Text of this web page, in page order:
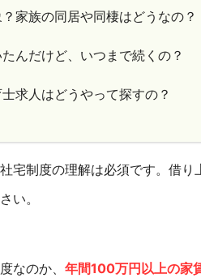
家族の同居や同棲はどうなの？
んだけど、いつまで続くの？
求人はどうやって探すの？
宅制度の理解は必須です。借り
い。
なのか、 年間100万円以上の家